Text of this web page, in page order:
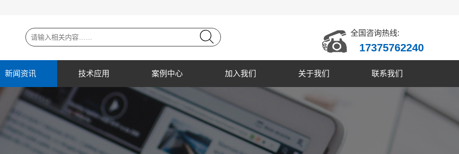
全国咨询热线:
17375762240
新闻资讯 技术应用 案例中心 加入我们 关于我们 联系我们